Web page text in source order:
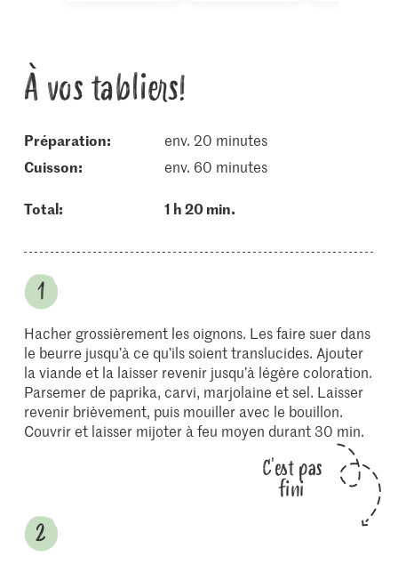
À vos tabliers!
Préparation:
env. 20 minutes
cuisson:
env. 60 minutes
Total: 1 h 20 min.
Hacher grossièrement les oignons. Les faire suer dans
le beurre jusqu’à ce qu’ils soient translucides. Ajouter
la viande et la laisser revenir jusqu’à légère coloration.
Parsemer de paprika, carvi, marjolaine et sel. Laisser
revenir brièvement, puis mouiller avec le bouillon.
Couvrir et laisser mijoter à feu moyen durant 30 min.
C'est pas
fini